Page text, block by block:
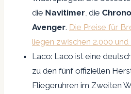
die Navitimer , die
Avenger. Die Preise für
liegen zwischen 2.000
Laco: Laco ist eine
zu den fünf offiziellen
Fliegeruhren im Zweiten